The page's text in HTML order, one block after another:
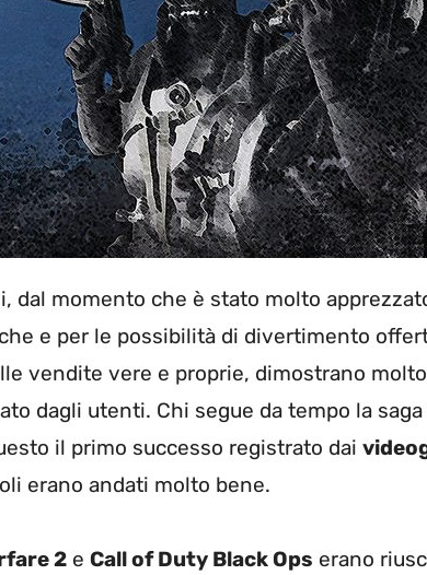
dal momento che è stato molto
e per le possibilità di divertimento
vendite vere e proprie, dimostrano
dagli utenti. Chi segue da tempo la
il primo successo registrato dai
erano andati molto bene.
2 e Call of Duty Black Ops erano